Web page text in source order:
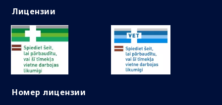
Лицензии
Номер лицензии